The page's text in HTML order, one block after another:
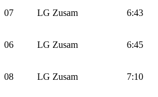
07 LG Zusam 6:43
06 LG Zusam 6:45
08 LG Zusam 7:10